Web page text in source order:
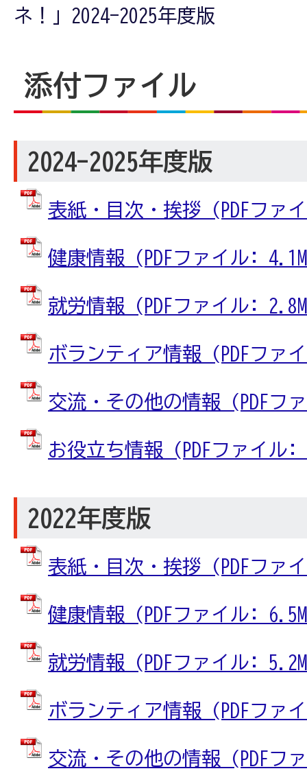
ネ！」2024-2025年度版
添付ファイル
2024-2025年度版
表紙・目次・挨拶 (PDFファ
健康情報 (PDFファイル:
就労情報 (PDFファイル:
ボランティア情報 (PDFファ
交流・その他の情報 (PDFフ
お役立ち情報 (PDFファイル:
2022年度版
表紙・目次・挨拶 (PDFファ
健康情報 (PDFファイル:
就労情報 (PDFファイル:
ボランティア情報 (PDFファ
交流・その他の情報 (PDFフ